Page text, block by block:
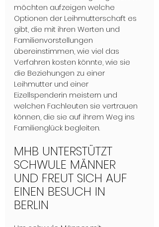
möchten aufzeigen welche
Optionen der Leihmutterschaft es
gibt, die mit ihren Werten und
Familienvorstellungen
übereinstimmen, wie viel das
Verfahren kosten könnte, wie sie
die Beziehungen zu einer
Leihmutter und einer
Eizellspenderin meistern und
welchen Fachleuten sie vertrauen
können, die sie auf ihrem Weg ins
Familienglück begleiten.
MHB UNTERSTÜTZT
SCHWULE MÄNNER
UND FREUT SICH AUF
EINEN BESUCH IN
BERLIN